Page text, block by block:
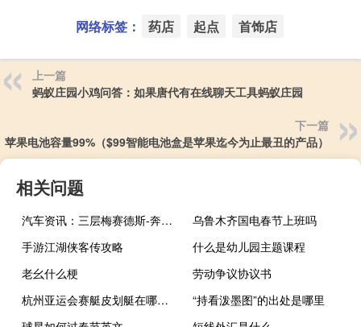
网络标签： 药店 起点 首饰店
上一篇
蚂蚁庄园小鸡问答：如果唐代有在线聊天工具蚂蚁庄园
下一篇
苹果电池容量99%（$99智能电池盒是苹果迄今为止最丑的产品）
相关问题
汽车资讯：三层梅赛德斯-奔驰E级双门轿跑车的起价低于10万美元
乌鲁木齐国电春节上班吗
手游江湖侠客传攻略
什么是幼儿园主题课程
老幺什么梗
劳动争议协议书
杭州亚运会赛艇皮划艇在哪里举行
“持看泼墨图”的出处是哪里